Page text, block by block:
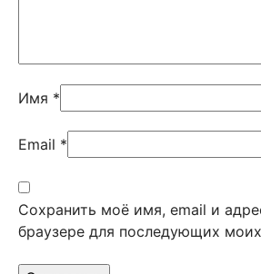
Имя *
Email *
Сохранить моё имя, email и
браузере для последующих